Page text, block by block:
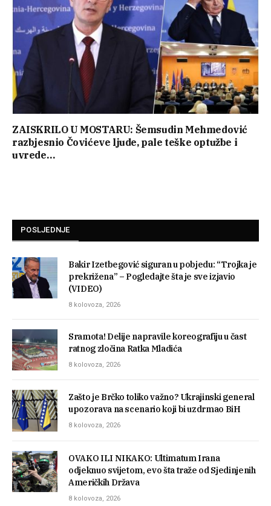
ZAISKRILO U MOSTARU: Šemsudin Mehmedović
razbjesnio Čovićeve ljude, pale teške optužbe i
uvrede…
POSLJEDNJE
Bakir Izetbegović siguran u pobjedu: “Trojka je
prekrižena” – Pogledajte šta je sve izjavio
(VIDEO)
8 kolovoza, 2026
Sramota! Delije napravile koreografiju u čast
ratnog zločina Ratka Mladića
8 kolovoza, 2026
Zašto je Brčko toliko važno? Ukrajinski general
upozorava na scenario koji bi uzdrmao BiH
8 kolovoza, 2026
OVAKO ILI NIKAKO: Ultimatum Irana
odjeknuo svijetom, evo šta traže od Sjedinjenih
Američkih Država
8 kolovoza, 2026